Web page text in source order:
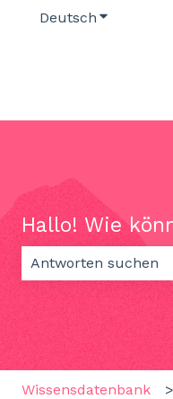
Deutsch
Hallo! Wie
Es gibt keine
Wissensdatenbank